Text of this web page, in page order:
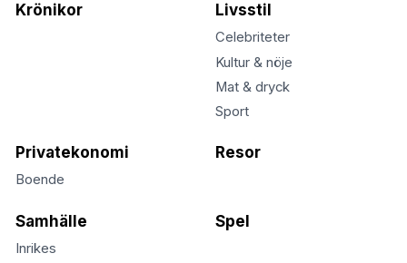
Krönikor Livsstil
Celebriteter
Kultur & nöje
Mat & dryck
Sport
Privatekonomi
Boende
Resor
Samhälle
Inrikes
Spel